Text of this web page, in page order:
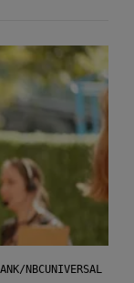
NBCUNIVERSAL